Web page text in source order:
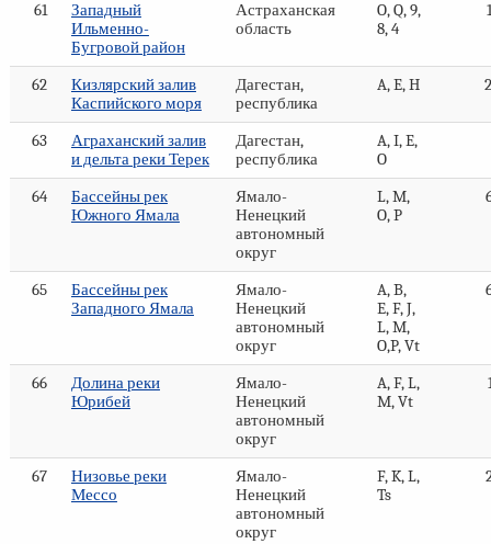
61
Западный
Ильменно-
Бугровой район
Астраханская
область
O, Q, 9,
8, 4
62
Кизлярский залив
Каспийского моря
Дагестан,
республика
A, E, H
63
Аграханский залив
и дельта реки Терек
Дагестан,
республика
A, I, E,
O
64
Бассейны рек
Южного Ямала
Ямало-
Ненецкий
автономный
округ
L, M,
O, P
65
Бассейны рек
Западного Ямала
Ямало-
Ненецкий
автономный
округ
A, B,
E, F, J,
L, M,
O,P, Vt
66
Долина реки
Юрибей
Ямало-
Ненецкий
автономный
округ
A, F, L,
M, Vt
67
Низовье реки
Мессо
Ямало-
Ненецкий
автономный
округ
F, K, L,
Ts